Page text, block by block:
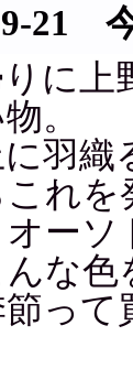
21
に上
。
羽織
れを
オー
な色
節っ